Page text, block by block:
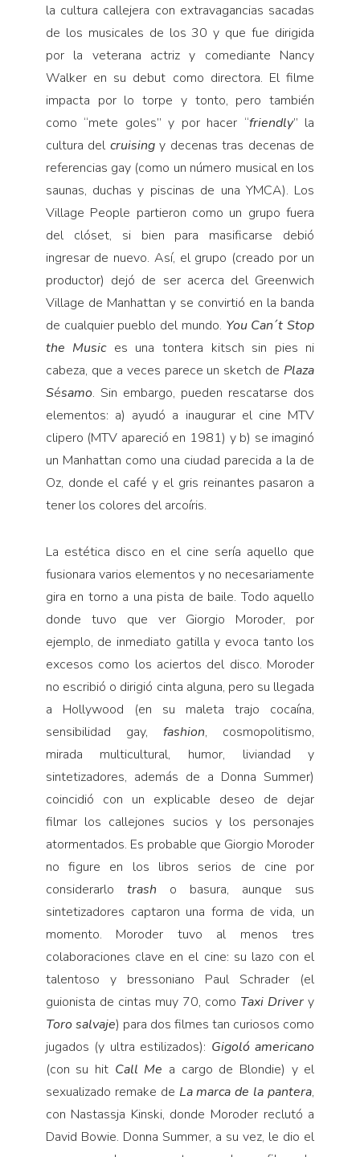
la cultura callejera con extravagancias sacadas
de los musicales de los 30 y que fue dirigida
por la veterana actriz y comediante Nancy
Walker en su debut como directora. El filme
impacta por lo torpe y tonto, pero también
como “mete goles” y por hacer “friendly” la
cultura del cruisingy decenas tras decenas de
referencias gay (como un número musical en los
saunas, duchas y piscinas de una YMCA). Los
Village People partieron como un grupo fuera
del clóset, si bien para masificarse debió
ingresar de nuevo. Así, el grupo (creado por un
productor) dejó de ser acerca del Greenwich
Village de Manhattan y se convirtió en la banda
de cualquier pueblo del mundo. You Can´t Stop
the Music es una tontera kitsch sin pies ni
cabeza, que a veces parece un sketch de Plaza
Sésamo. Sin embargo, pueden rescatarse dos
elementos: a) ayudó a inaugurar el cine MTV
clipero (MTV apareció en 1981) y b) se imaginó
un Manhattan como una ciudad parecida a la de
Oz, donde el café y el gris reinantes pasaron a
tener los colores del arcoíris.
La estética disco en el cine sería aquello que
fusionara varios elementos y no necesariamente
gira en torno a una pista de baile. Todo aquello
donde tuvo que ver Giorgio Moroder, por
ejemplo, de inmediato gatilla y evoca tanto los
excesos como los aciertos del disco. Moroder
no escribió o dirigió cinta alguna, pero su llegada
a Hollywood (en su maleta trajo cocaína,
sensibilidad gay,fashion, cosmopolitismo,
mirada multicultural, humor, liviandad y
sintetizadores, además de a Donna Summer)
coincidió con un explicable deseo de dejar
filmar los callejones sucios y los personajes
atormentados. Es probable que Giorgio Moroder
no figure en los libros serios de cine por
considerarlo trash o basura, aunque sus
sintetizadores captaron una forma de vida, un
momento. Moroder tuvo al menos tres
colaboraciones clave en el cine: su lazo con el
talentoso y bressoniano Paul Schrader (el
guionista de cintas muy 70, como Taxi Drivery
Toro salvaje) para dos filmes tan curiosos como
jugados (y ultra estilizados): Gigoló americano
(con su hit Call Me a cargo de Blondie) y el
sexualizado remake de La marca de la pantera,
con Nastassja Kinski, donde Moroder reclutó a
David Bowie. Donna Summer, a su vez, le dio el